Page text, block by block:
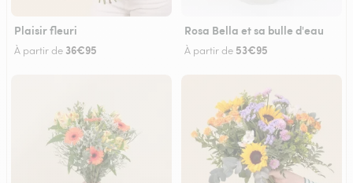
Plaisir fleuri
À partir de 36€95
Rosa Bella et sa bulle d'eau
À partir de 53€95